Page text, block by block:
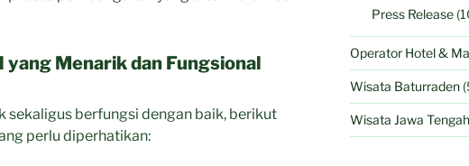
yang Menarik dan Fungsional
sekaligus berfungsi dengan baik, berikut
perlu diperhatikan:
Press Release
Operator Hotel &
Wisata Baturraden
Wisata Jawa Tengah